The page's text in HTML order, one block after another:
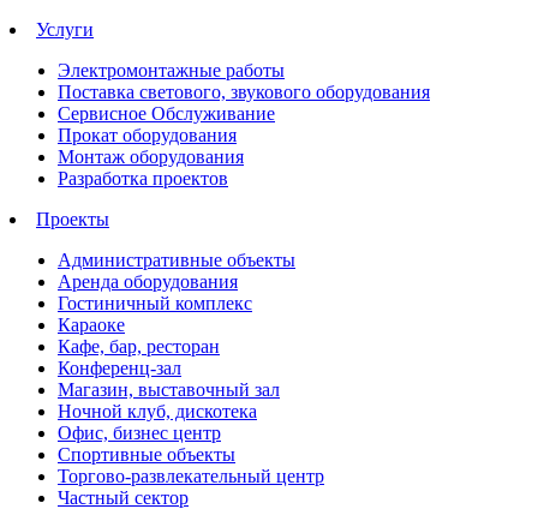
Услуги
Электромонтажные работы
Поставка светового, звукового оборудования
Сервисное Обслуживание
Прокат оборудования
Монтаж оборудования
Разработка проектов
Проекты
Административные объекты
Аренда оборудования
Гостиничный комплекс
Караоке
Кафе, бар, ресторан
Конференц-зал
Магазин, выставочный зал
Ночной клуб, дискотека
Офис, бизнес центр
Спортивные объекты
Торгово-развлекательный центр
Частный сектор